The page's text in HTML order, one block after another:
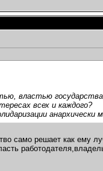
властью
всех и каждого?
анархически
само решает как ему